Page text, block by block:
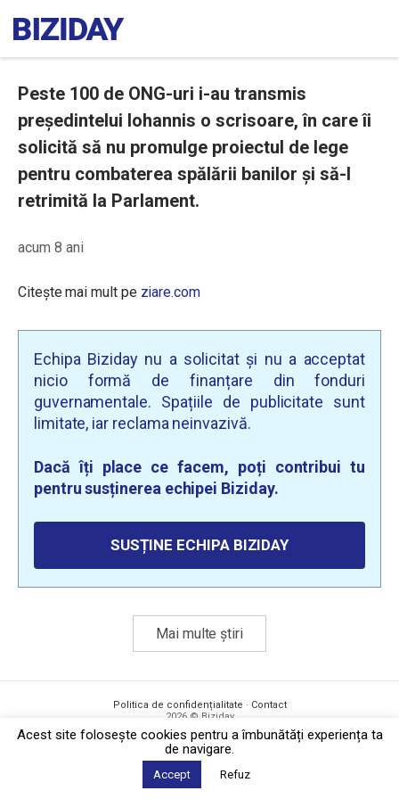
Peste 100 de ONG-uri i-au transmis
președintelui Iohannis o scrisoare, în care îi
solicită să nu promulge proiectul de lege
pentru combaterea spălării banilor și să-l
retrimită la Parlament.
acum 8 ani
Citește mai mult pe ziare.com
Echipa Biziday nu a solicitat și nu a acceptat
nicio formă de finanțare din fonduri
guvernamentale. Spațiile de publicitate sunt
limitate, iar reclama neinvazivă.
Dacă îți place ce facem, poți contribui tu
pentru susținerea echipei Biziday.
SUSȚINE ECHIPA BIZIDAY
Mai multe știri
Politica de confidențialitate · Contact
2026 © Biziday
Acest site foloseşte cookies pentru a îmbunătăți experiența ta
de navigare.
Accept Refuz